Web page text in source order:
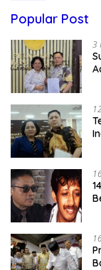
Popular Post
3